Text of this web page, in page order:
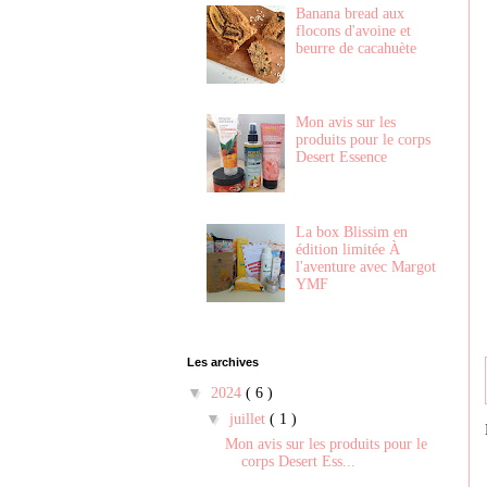
Banana bread aux
flocons d'avoine et
beurre de cacahuète
Mon avis sur les
produits pour le corps
Desert Essence
La box Blissim en
édition limitée À
l'aventure avec Margot
YMF
Les archives
▼ 2024 ( 6 )
▼ juillet ( 1 )
Mon avis sur les produits pour le
corps Desert Ess...